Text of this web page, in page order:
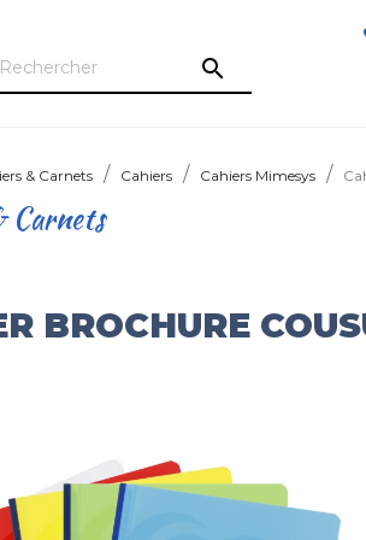
search
& Carnets Cahiers Cahiers Mimesys
Carnets
BROCHURE